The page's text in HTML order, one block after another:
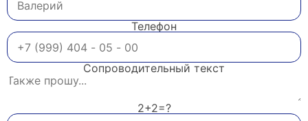
Телефон
Сопроводительный текст
2+2=?